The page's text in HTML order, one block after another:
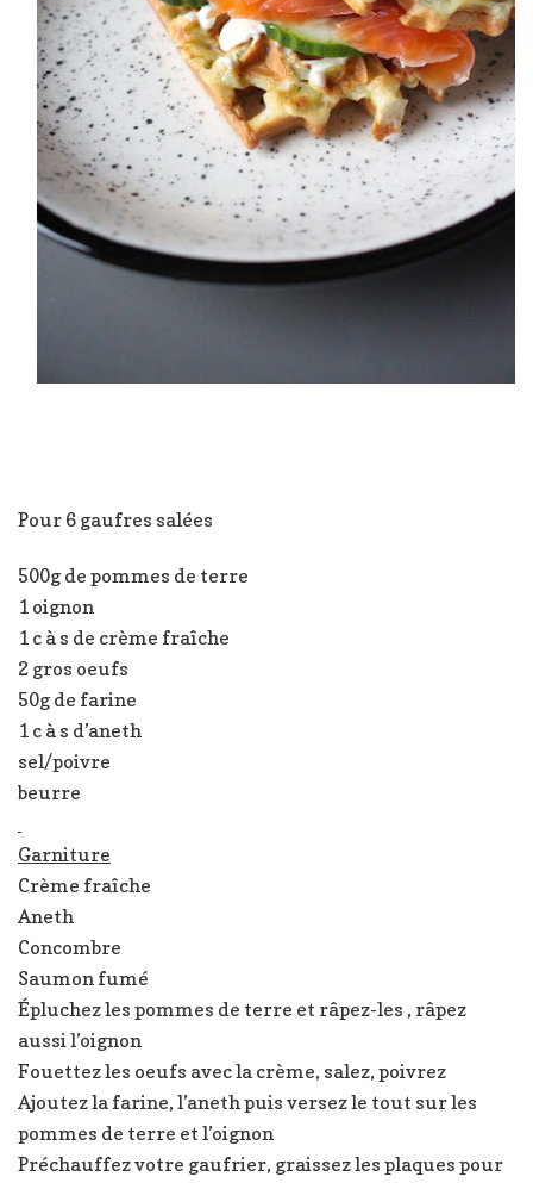
Pour 6 gaufres salées
500g de pommes de terre
1 oignon
1 c à s de crème fraîche
2 gros oeufs
50g de farine
1 c à s d’aneth
sel/poivre
beurre
Garniture
Crème fraîche
Aneth
Concombre
Saumon fumé
Épluchez les pommes de terre et râpez-les , râpez
aussi l’oignon
Fouettez les oeufs avec la crème, salez, poivrez
Ajoutez la farine, l’aneth puis versez le tout sur les
pommes de terre et l’oignon
Préchauffez votre gaufrier, graissez les plaques pour